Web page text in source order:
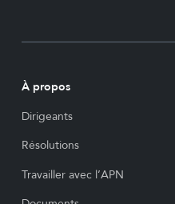
À propos
Dirigeants
Résolutions
Travailler avec l’APN